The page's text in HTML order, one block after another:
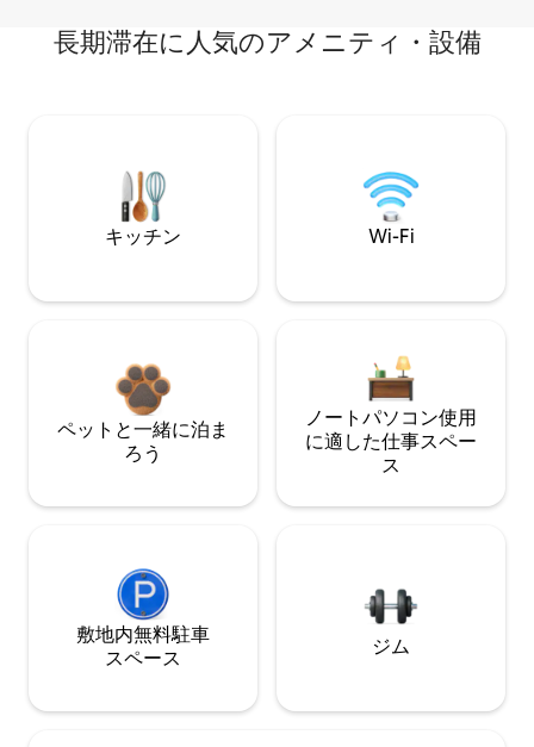
長期滞在に人気のアメニティ・設備
キッチン Wi-Fi
ペットと一緒に泊ま
ろう
ノートパソコン使用
に適した仕事スペー
ス
敷地内無料駐⁠車
ス⁠ペ⁠ー⁠ス
ジム